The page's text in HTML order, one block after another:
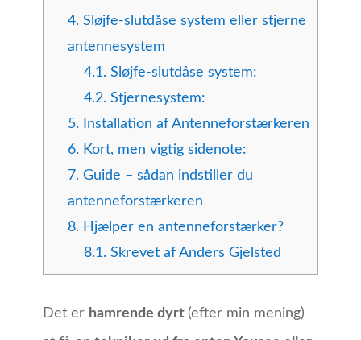
4.Sløjfe-slutdåse system eller stjerne
antennesystem
4.1.Sløjfe-slutdåse system:
4.2.Stjernesystem:
5.Installation af Antenneforstærkeren
6.Kort, men vigtig sidenote:
7.Guide – sådan indstiller du
antenneforstærkeren
8.Hjælper en antenneforstærker?
8.1.Skrevet af Anders Gjelsted
Det er hamrende dyrt (efter min mening)